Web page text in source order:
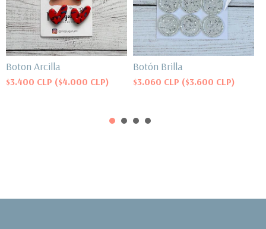
Boton Arcilla
$3.400 CLP ($4.000 CLP)
Botón Brilla
$3.060 CLP ($3.600 CLP)